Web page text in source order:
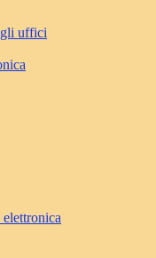
uffici